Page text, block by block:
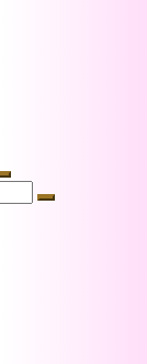
Suche
Suche